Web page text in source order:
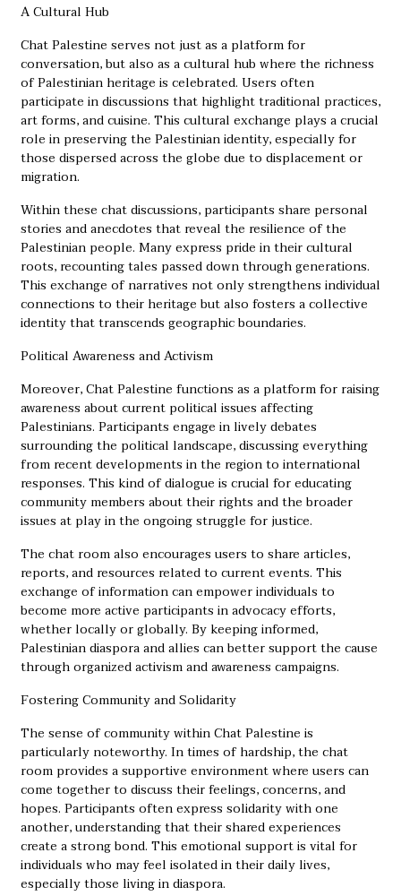
A Cultural Hub
Chat Palestine serves not just as a platform for
conversation, but also as a cultural hub where the richness
of Palestinian heritage is celebrated. Users often
participate in discussions that highlight traditional practices,
art forms, and cuisine. This cultural exchange plays a crucial
role in preserving the Palestinian identity, especially for
those dispersed across the globe due to displacement or
migration.
Within these chat discussions, participants share personal
stories and anecdotes that reveal the resilience of the
Palestinian people. Many express pride in their cultural
roots, recounting tales passed down through generations.
This exchange of narratives not only strengthens individual
connections to their heritage but also fosters a collective
identity that transcends geographic boundaries.
Political Awareness and Activism
Moreover, Chat Palestine functions as a platform for raising
awareness about current political issues affecting
Palestinians. Participants engage in lively debates
surrounding the political landscape, discussing everything
from recent developments in the region to international
responses. This kind of dialogue is crucial for educating
community members about their rights and the broader
issues at play in the ongoing struggle for justice.
The chat room also encourages users to share articles,
reports, and resources related to current events. This
exchange of information can empower individuals to
become more active participants in advocacy efforts,
whether locally or globally. By keeping informed,
Palestinian diaspora and allies can better support the cause
through organized activism and awareness campaigns.
Fostering Community and Solidarity
The sense of community within Chat Palestine is
particularly noteworthy. In times of hardship, the chat
room provides a supportive environment where users can
come together to discuss their feelings, concerns, and
hopes. Participants often express solidarity with one
another, understanding that their shared experiences
create a strong bond. This emotional support is vital for
individuals who may feel isolated in their daily lives,
especially those living in diaspora.